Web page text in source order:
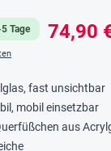
Tage 74,90
fast unsichtbar
mobil einsetzbar
aus